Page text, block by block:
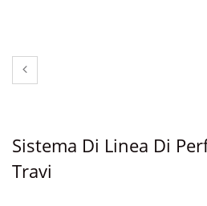
Sistema Di Linea Di
Travi